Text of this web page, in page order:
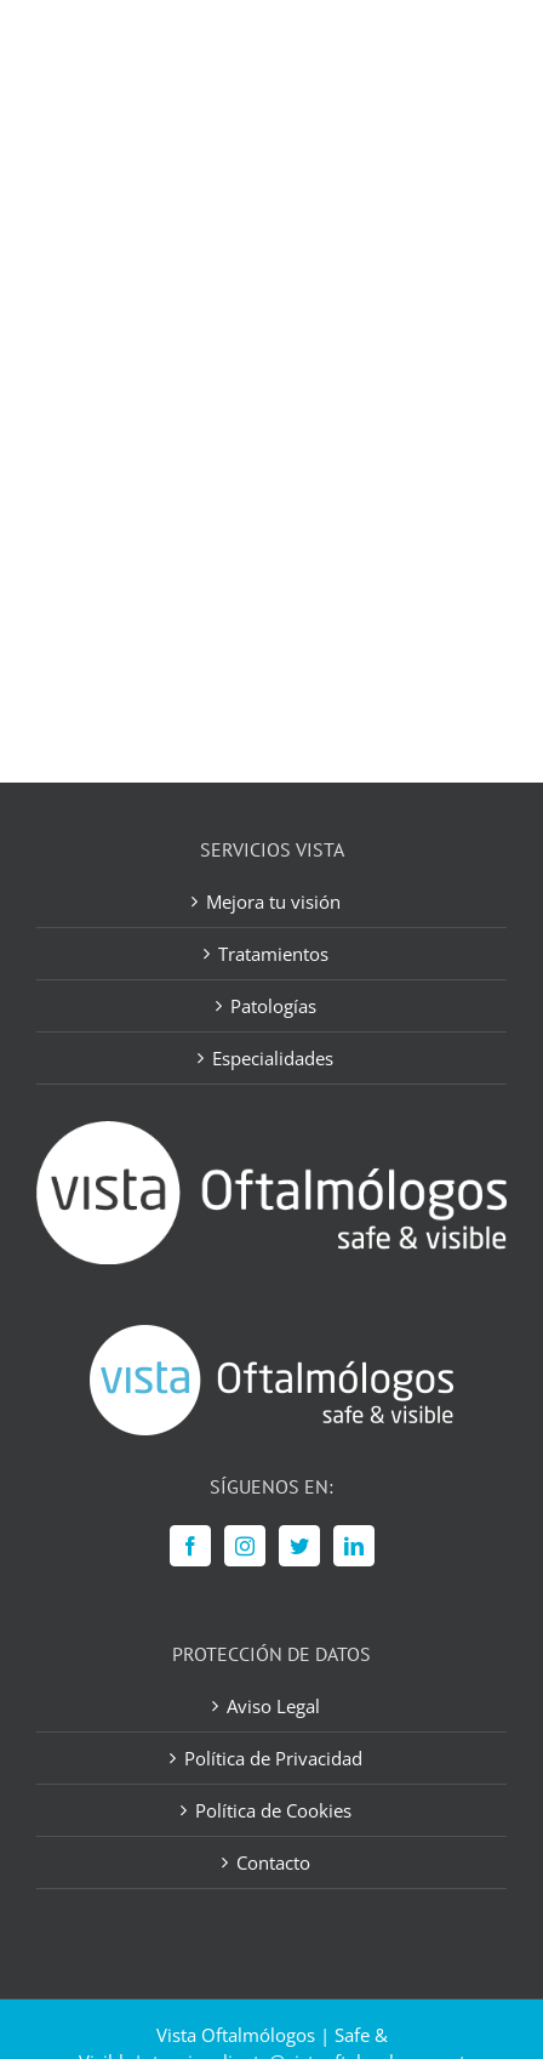
SERVICIOS VISTA
Mejora tu visión
Tratamientos
Patologías
Especialidades
SÍGUENOS EN:
PROTECCIÓN DE DATOS
Aviso Legal
Política de Privacidad
Política de Cookies
Contacto
Vista Oftalmólogos | Safe &